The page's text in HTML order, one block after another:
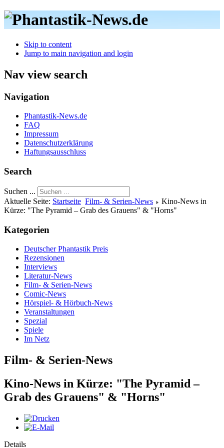
Skip to content
Jump to main navigation and login
Nav view search
Navigation
Phantastik-News.de
FAQ
Impressum
Datenschutzerklärung
Haftungsausschluss
Search
Suchen ...
Aktuelle Seite: Startseite Film- & Serien-News
Kino-News in
Kürze: "The Pyramid – Grab des Grauens" & "Horns"
Kategorien
Deutscher Phantastik Preis
Rezensionen
Interviews
Literatur-News
Film- & Serien-News
Comic-News
Hörspiel- & Hörbuch-News
Veranstaltungen
Spezial
Spiele
Im Netz
Film- & Serien-News
Kino-News in Kürze: "The Pyramid –
Grab des Grauens" & "Horns"
Details